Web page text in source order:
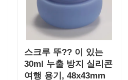
스크루 뚜?? 이 있는
30ml 누출 방지 실리콘
여행 용기, 48x43mm